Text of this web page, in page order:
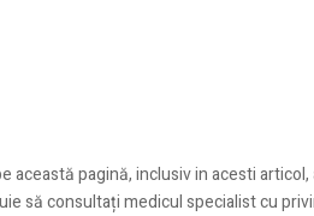
pagină, inclusiv in acesti
să consultați medicul specialist cu